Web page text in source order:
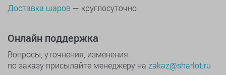
Доставка шаров — круглосуточно
Онлайн поддержка
Вопросы, уточнения, изменения
по заказу присылайте менеджеру на zakaz@sharlot.ru